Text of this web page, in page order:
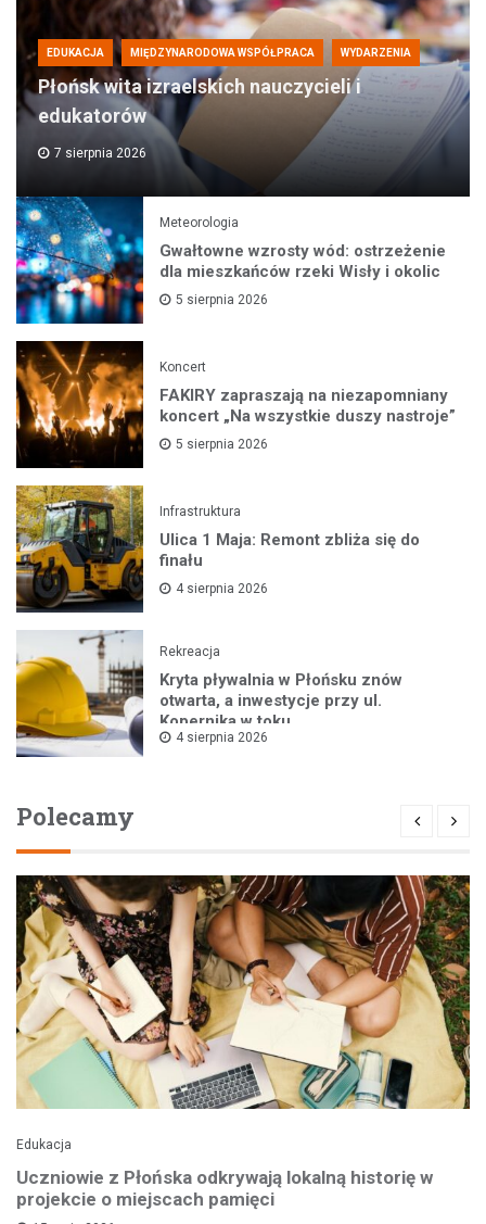
EDUKACJA MIĘDZYNARODOWA WSPÓŁPRACA WYDARZENIA
Płońsk wita izraelskich nauczycieli i
edukatorów
7 sierpnia 2026
Meteorologia
Gwałtowne wzrosty wód: ostrzeżenie
dla mieszkańców rzeki Wisły i okolic
5 sierpnia 2026
Koncert
FAKIRY zapraszają na niezapomniany
koncert „Na wszystkie duszy nastroje”
5 sierpnia 2026
Infrastruktura
Ulica 1 Maja: Remont zbliża się do
finału
4 sierpnia 2026
Rekreacja
Kryta pływalnia w Płońsku znów
otwarta, a inwestycje przy ul.
Kopernika w toku
4 sierpnia 2026
Polecamy
Edukacja
Uczniowie z Płońska odkrywają lokalną historię w
projekcie o miejscach pamięci